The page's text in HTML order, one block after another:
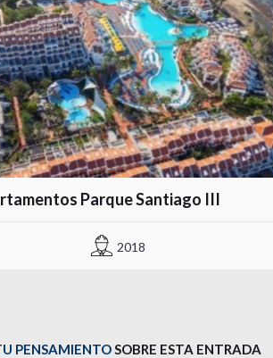
Parque Santiago III
2018
PENSAMIENTOSOBRE ESTA ENTRADA